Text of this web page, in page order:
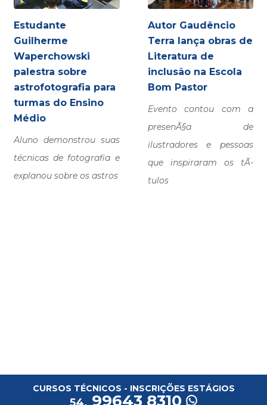
Estudante
Guilherme
Waperchowski
palestra sobre
astrofotografia para
turmas do Ensino
Médio
Aluno demonstrou suas
técnicas de fotografia e
explanou sobre os astros
Autor Gaudêncio
Terra lança obras de
Literatura de
inclusão na Escola
Bom Pastor
Evento contou com a
presenÃ§a de
ilustradores e pessoas
que inspiraram os tÃ­
tulos
CURSOS TÉCNICOS - INSCRIÇÕES ESTÁGIOS
99643 8310